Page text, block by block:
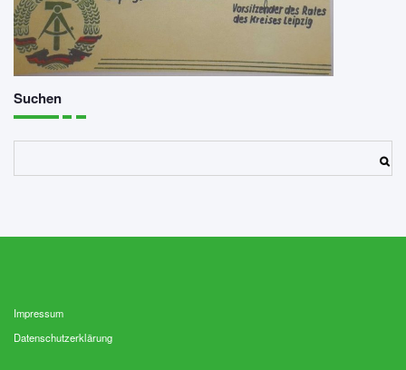
Suchen
Impressum
Datenschutzerklärung